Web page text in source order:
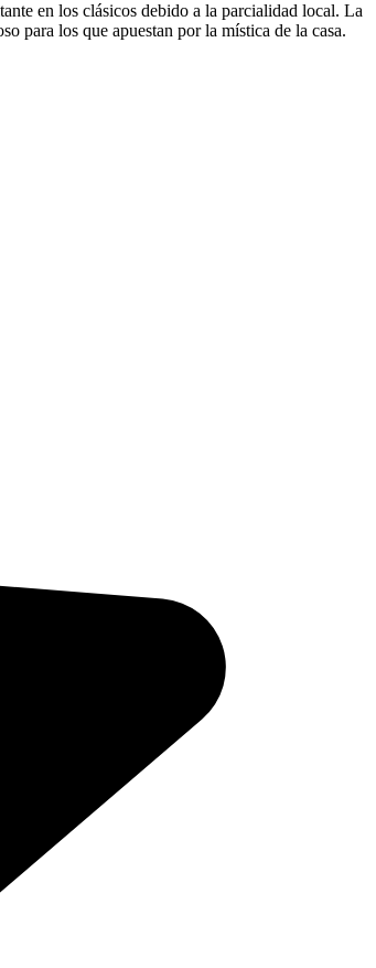
en los clásicos debido a la parcialidad local. La
para los que apuestan por la mística de la casa.